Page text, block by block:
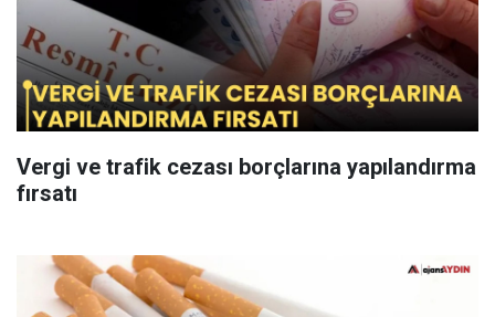
Vergi ve trafik cezası borçlarına yapılandırma
fırsatı